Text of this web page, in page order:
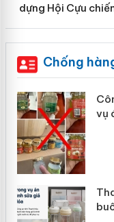
dựng Hội Cựu
Chống
an Thanh Hóa
án sản xuất, buôn
Hóa: Tìm bị hại
bán bình sữa